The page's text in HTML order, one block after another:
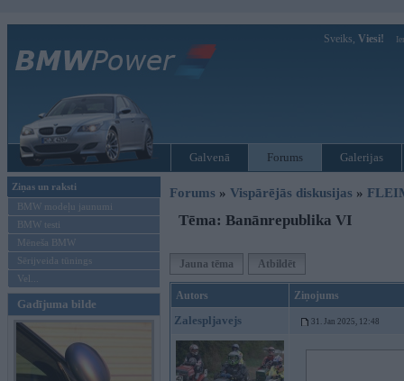
Sveiks, Viesi!
Galvenā Forums Galerijas
Ziņas un raksti
BMW modeļu jaunumi
BMW testi
Mēneša BMW
Sērijveida tūnings
Vel...
Gadījuma bilde
Forums » Vispārējās diskusijas »
Tēma: Banānrepublika VI
Jauna tēma Atbildēt
Autors Ziņojums
Zalespljavejs 31. Jan 2025, 12:48